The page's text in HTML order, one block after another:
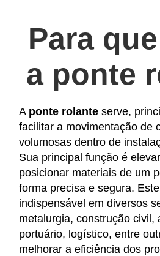
Para
a ponte
A ponte rolante serve,
facilitar a movimentação de
volumosas dentro de
Sua principal função é
posicionar materiais de um
forma precisa e segura.
indispensável em diversos
metalurgia, construção civil,
portuário, logístico, entre
melhorar a eficiência dos